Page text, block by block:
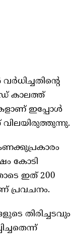
കാലത്ത്
ഇപ്പോള്‍
വിലയിരുത്തുന്നു.
കോടി
ഇത് 200
പ്രവചനം.
തിരിച്ചടവും